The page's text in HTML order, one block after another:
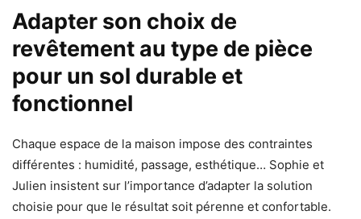
Adapter son choix de
revêtement au type de pièce
pour un sol durable et
fonctionnel
Chaque espace de la maison impose des contraintes
différentes : humidité, passage, esthétique… Sophie et
Julien insistent sur l’importance d’adapter la solution
choisie pour que le résultat soit pérenne et confortable.